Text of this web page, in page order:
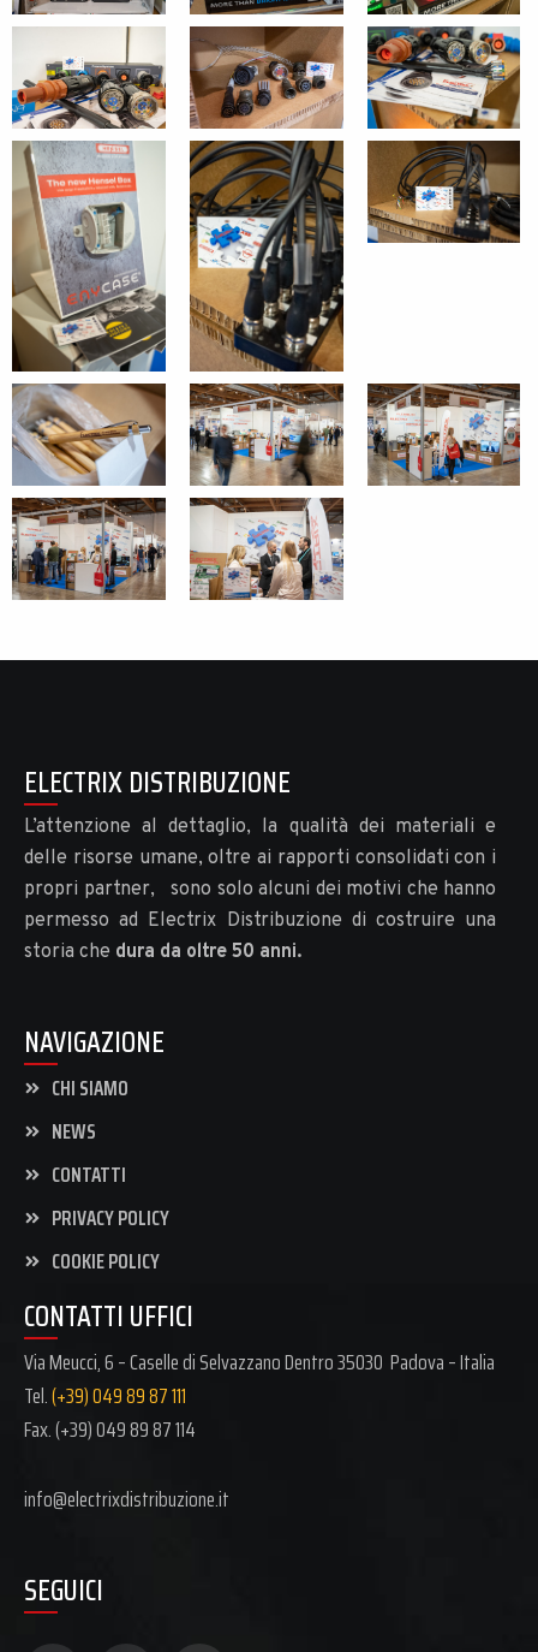
ELECTRIX DISTRIBUZIONE
L’attenzione al dettaglio, la qualità dei materiali e
delle risorse umane, oltre ai rapporti consolidati con i
propri partner, sono solo alcuni dei motivi che hanno
permesso ad Electrix Distribuzione di costruire una
storia che dura da oltre 50 anni.
NAVIGAZIONE
CHI SIAMO
NEWS
CONTATTI
PRIVACY POLICY
COOKIE POLICY
CONTATTI UFFICI
Via Meucci, 6 – Caselle di Selvazzano Dentro 35030 Padova – Italia
Tel.(+39) 049 89 87 111
Fax. (+39)049 89 87 114
info@electrixdistribuzione.it
SEGUICI